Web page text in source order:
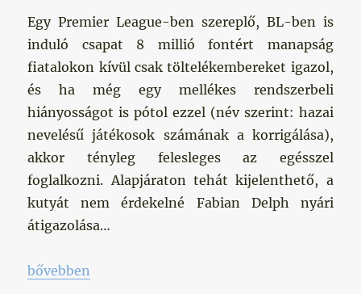
Egy Premier League-ben szereplő, BL-ben is
induló csapat 8 millió fontért manapság
fiatalokon kívül csak töltelékembereket igazol,
és ha még egy mellékes rendszerbeli
hiányosságot is pótol ezzel (név szerint: hazai
nevelésű játékosok számának a korrigálása),
akkor tényleg felesleges az egésszel
foglalkozni. Alapjáraton tehát kijelenthető, a
kutyát nem érdekelné Fabian Delph nyári
átigazolása…
„Damned if you do, damned if you don’t”
bővebben